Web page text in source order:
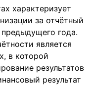
характеризует
за отчётный
года.
является
в которой
результатов
результат